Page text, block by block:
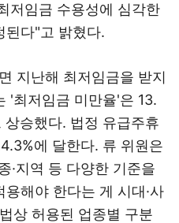
저임금 수용성에 심각한
된다"고 밝혔다.
지난해 최저임금을 받지
'최저임금 미만율'은 13.
상승했다. 법정 유급주휴
에 달한다. 류 위원은
·지역 등 다양한 기준을
해야 한다는 게 시대·사
상 허용된 업종별 구분